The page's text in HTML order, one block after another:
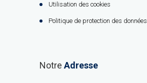
Utilisation des cookies
Politique de protection des données
Notre Adresse